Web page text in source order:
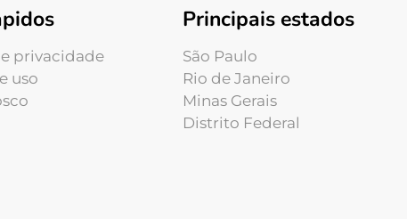
privacidade
uso
Principais estados
São Paulo
Rio de Janeiro
Minas Gerais
Distrito Federal